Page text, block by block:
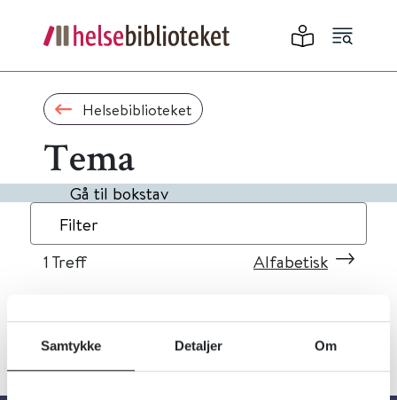
Samtykke Detaljer Om
Helsebiblioteket
Tema
Gå til bokstav
Filter
1 Treff Alfabetisk